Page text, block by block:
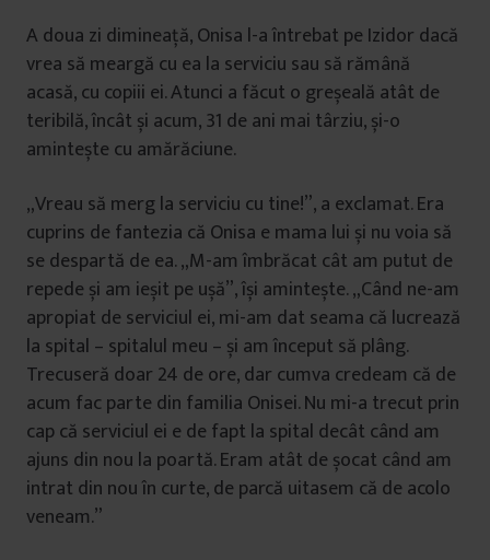
A doua zi dimineață, Onisa l-a întrebat pe Izidor dacă
vrea să meargă cu ea la serviciu sau să rămână
acasă, cu copiii ei. Atunci a făcut o greșeală atât de
teribilă, încât și acum, 31 de ani mai târziu, și-o
amintește cu amărăciune.
„Vreau să merg la serviciu cu tine!”, a exclamat. Era
cuprins de fantezia că Onisa e mama lui și nu voia să
se despartă de ea. „M-am îmbrăcat cât am putut de
repede și am ieșit pe ușă”, își amintește. „Când ne-am
apropiat de serviciul ei, mi-am dat seama că lucrează
la spital – spitalul meu – și am început să plâng.
Trecuseră doar 24 de ore, dar cumva credeam că de
acum fac parte din familia Onisei. Nu mi-a trecut prin
cap că serviciul ei e de fapt la spital decât când am
ajuns din nou la poartă. Eram atât de șocat când am
intrat din nou în curte, de parcă uitasem că de acolo
veneam.”